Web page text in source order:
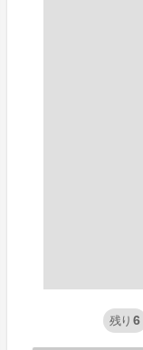
残り 6